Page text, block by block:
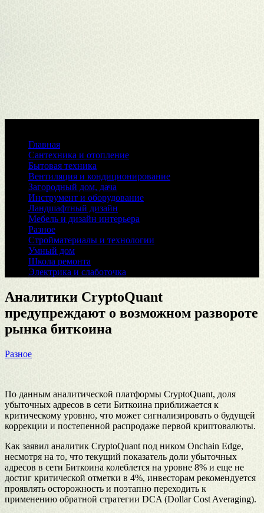
Главная
Сантехника и отопление
Бытовая техника
Вентиляция и кондиционирование
Загородный дом, дача
Инструмент и оборудование
Ландшафтный дизайн
Мебель и дизайн интерьера
Разное
Стройматериалы и технологии
Умный дом
Школа ремонта
Электрика и слаботочка
Аналитики CryptoQuant
предупреждают о возможном развороте
рынка биткоина
Разное
По данным аналитической платформы CryptoQuant, доля
убыточных адресов в сети Биткоина приближается к
критическому уровню, что может сигнализировать о будущей
коррекции и постепенной распродаже первой криптовалюты.
Как заявил аналитик CryptoQuant под ником Onchain Edge,
несмотря на то, что текущий показатель доли убыточных
адресов в сети Биткоина колеблется на уровне 8% и еще не
достиг критической отметки в 4%, инвесторам рекомендуется
проявлять осторожность и поэтапно переходить к
применению обратной стратегии DCA (Dollar Cost Averaging).